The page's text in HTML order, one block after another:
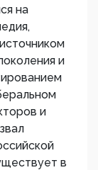
на
и
и
в